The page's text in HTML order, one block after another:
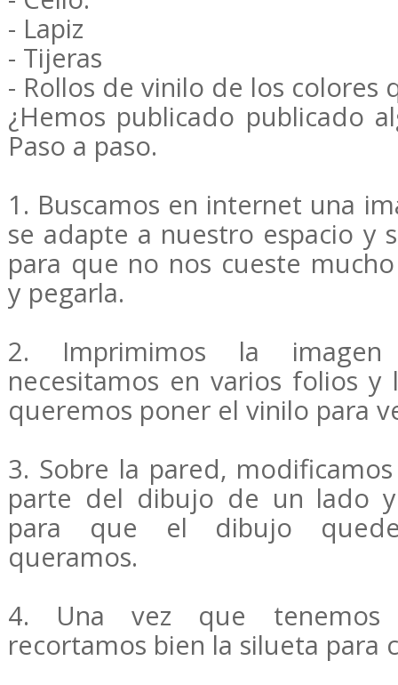
- Lapiz
- Tijeras
- Rollos de vinilo de los colores
¿Hemos publicado publicado
Paso a paso.
1. Buscamos en internet una
se adapte a nuestro espacio y
para que no nos cueste
y pegarla.
2. Imprimimos la
necesitamos en varios folios y
queremos poner el vinilo para
3. Sobre la pared,
parte del dibujo de un lado
para que el dibujo
queramos.
4. Una vez que tenemos
recortamos bien la silueta para